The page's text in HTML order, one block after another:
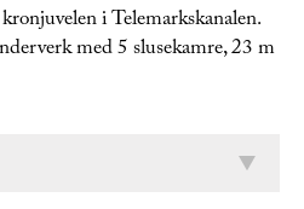
i Telemarkskanalen.
med 5 slusekamre, 23 m